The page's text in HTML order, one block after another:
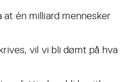
at én milliard mennesker
vil vi bli dømt på hva